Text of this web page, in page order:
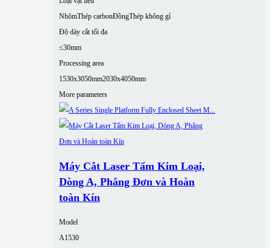
NhômThép carbonĐồngThép không gỉ
Độ dày cắt tối đa
≤30mm
Processing area
1530x3050mm2030x4050mm
More parameters
Máy Cắt Laser Tấm Kim Loại,
Dòng A, Phẳng Đơn và Hoàn
toàn Kín
Model
A1530